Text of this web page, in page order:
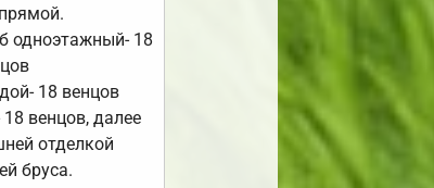
одноэтажный- 18
18 венцов
венцов, далее
отделкой
бруса.